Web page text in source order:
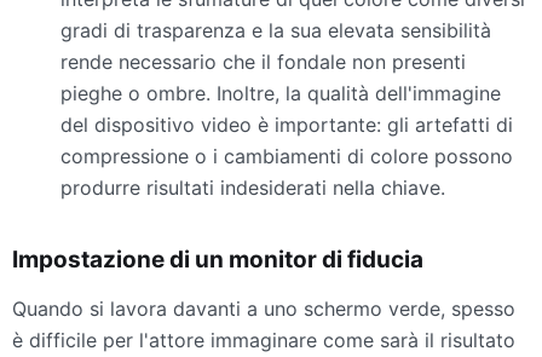
gradi di trasparenza e la sua elevata sensibilità
rende necessario che il fondale non presenti
pieghe o ombre. Inoltre, la qualità dell'immagine
del dispositivo video è importante: gli artefatti di
compressione o i cambiamenti di colore possono
produrre risultati indesiderati nella chiave.
Impostazione di un monitor di fiducia
Quando si lavora davanti a uno schermo verde, spesso
è difficile per l'attore immaginare come sarà il risultato